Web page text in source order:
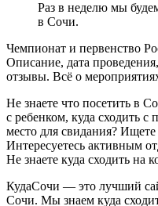
Раз в неделю мы
в Сочи.
Чемпионат и первенство
Описание, дата
отзывы. Всё о
Не знаете что посетить в
с ребенком, куда сходить
место для свидания?
Интересуетесь активным
Не знаете куда сходить на
КудаСочи — это лучший
Сочи. Мы знаем куда